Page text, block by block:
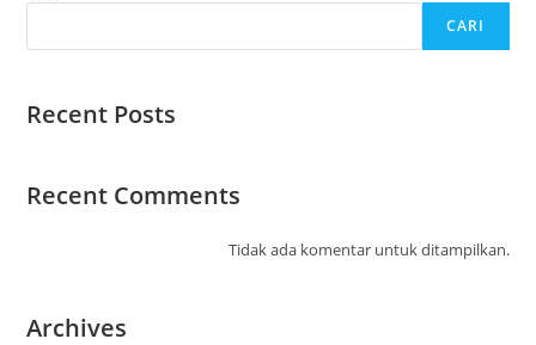
CARI
Recent Posts
Recent Comments
Tidak ada komentar untuk ditampilkan.
Archives